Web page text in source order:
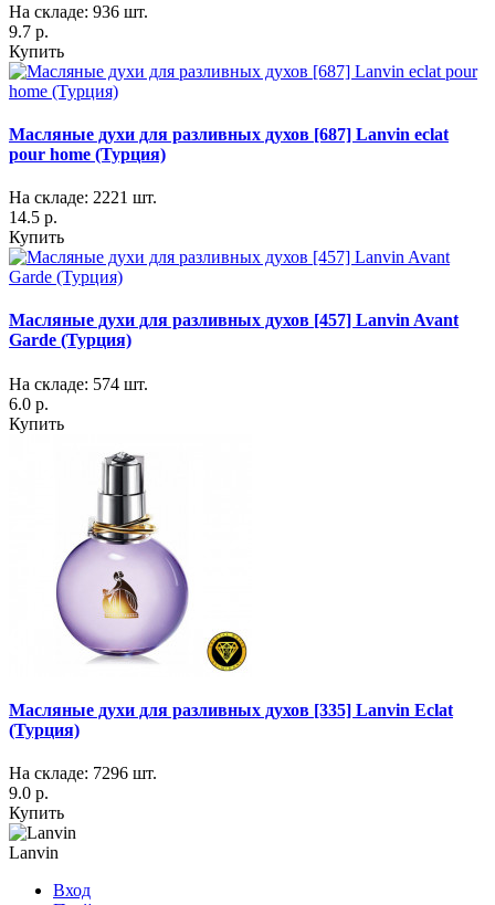
На складе: 936 шт.
9.7 р.
Купить
Масляные духи для разливных духов [687] Lanvin eclat
pour home (Турция)
На складе: 2221 шт.
14.5 р.
Купить
Масляные духи для разливных духов [457] Lanvin Avant
Garde (Турция)
На складе: 574 шт.
6.0 р.
Купить
Масляные духи для разливных духов [335] Lanvin Eclat
(Турция)
На складе: 7296 шт.
9.0 р.
Купить
Lanvin
Вход